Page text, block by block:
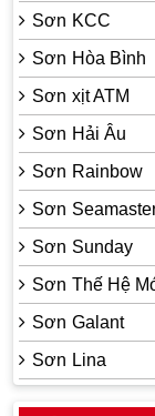
Sơn KCC
Sơn Hòa Bình
Sơn xịt ATM
Sơn Hải Âu
Sơn Rainbow
Sơn
Sơn Sunday
Sơn Thế Hệ
Sơn Galant
Sơn Lina